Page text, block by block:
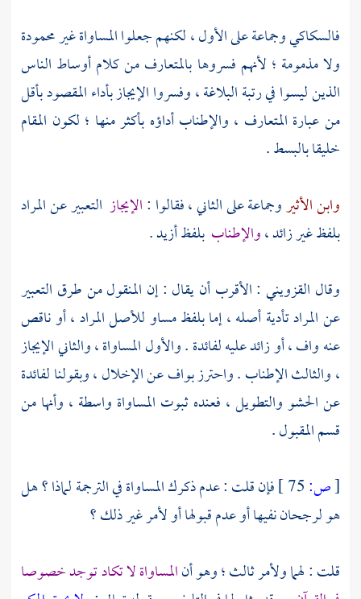
فالسكاكيوجماعة على الأول ، لكنهم جعلوا المساواة غير محمودة
ولا مذمومة ؛ لأنهم فسروها بالمتعارف من كلام أوساط الناس
الذين ليسوا في رتبة البلاغة ، وفسروا الإيجاز بأداء المقصود بأقل
من عبارة المتعارف ، والإطناب أداؤه بأكثر منها ؛ لكون المقام
خليقا بالبسط .
وابن الأثيروجماعة على الثاني ، فقالوا :الإيجاز التعبير عن المراد
بلفظ غير زائد ،والإطناب بلفظ أزيد .
وقال القزويني : الأقرب أن يقال : إن المنقول من طرق التعبير
عن المراد تأدية أصله ، إما بلفظ مساو للأصل المراد ، أو ناقص
عنه واف ، أو زائد عليه لفائدة . والأول المساواة ، والثاني الإيجاز
، والثالث الإطناب . واحترز بواف عن الإخلال ، وبقولنا لفائدة
عن الحشو والتطويل ، فعنده ثبوت المساواة واسطة ، وأنها من
قسم المقبول .
[ص:
فإن قلت : عدم ذكرك المساواة في الترجمة لماذا ؟ هل
هو لرجحان نفيها أو عدم قبولها أو لأمر غير ذلك ؟
قلت : لهما ولأمر ثالث ؛ وهو أنالمساواة لا تكاد توجد خصوصا